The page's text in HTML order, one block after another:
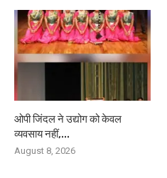
ओपी जिंदल ने उद्योग को केवल
व्यवसाय नहीं,...
August 8, 2026